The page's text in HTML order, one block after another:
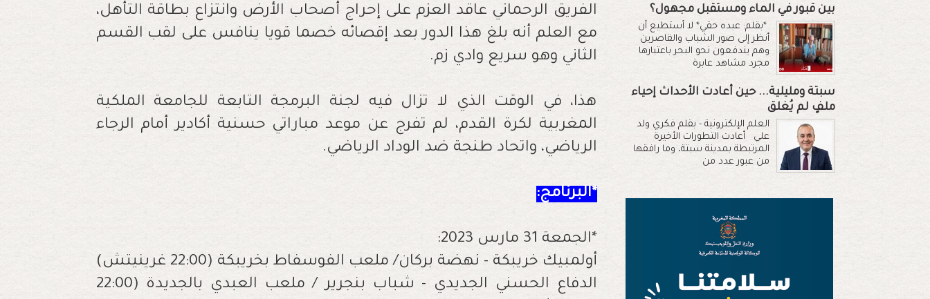
الفريق الرحماني عاقد العزم على إحراج أصحاب الأرض وانتزاع بطاقة التأهل،
مع العلم أنه بلغ هذا الدور بعد إقصائه خصما قويا ينافس على لقب القسم
الثاني وهو سريع وادي زم.
هذا، في الوقت الذي لا تزال فيه لجنة البرمجة التابعة للجامعة الملكية
المغربية لكرة القدم، لم تفرج عن موعد مباراتي حسنية أكادير أمام الرجاء
الرياضي، واتحاد طنجة ضد الوداد الرياضي.
*البرنامج:
*الجمعة 31 مارس 2023:
أولمبيك خريبكة - نهضة بركان/ ملعب الفوسفاط بخريبكة (22:00 غرينيتش)
الدفاع الحسني الجديدي - شباب بنجرير / ملعب العبدي بالجديدة (22:00
بين قبور في الماء ومستقبل مجهول؟
*بقلم: عبده حقي* لا أستطيع أن
أنظر إلى صور الشباب والقاصرين
وهم يندفعون نحو البحر باعتبارها
مجرد مشاهد عابرة
سبتة ومليلية... حين أعادت الأحداث إحياء
ملفٍ لم يُغلق
العلم الإلكترونية - بقلم فكري ولد
علي أعادت التطورات الأخيرة
المرتبطة بمدينة سبتة، وما رافقها
من عبور عدد من